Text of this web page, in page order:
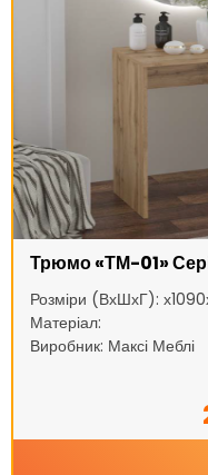
Трюмо «ТМ-01»
Розміри (ВхШхГ):
Матеріал:
Виробник: Максі Меблі